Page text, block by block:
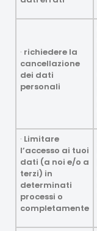
· richiedere la
cancellazione
dei dati
personali
· Limitare
l’accesso ai tuoi
dati (a noi e/o a
terzi) in
determinati
processi o
completamente